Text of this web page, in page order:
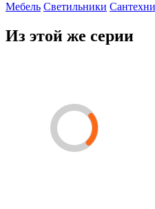
Мебель Светильники
Из этой же серии